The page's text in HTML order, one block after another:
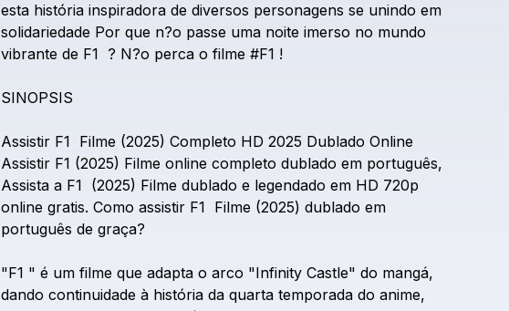
esta história inspiradora de diversos personagens se unindo em
solidariedade Por que n?o passe uma noite imerso no mundo
vibrante de F1 ? N?o perca o filme #F1 !
SINOPSIS
Assistir F1 Filme (2025) Completo HD 2025 Dublado Online
Assistir F1 (2025) Filme online completo dublado em português,
Assista a F1 (2025) Filme dublado e legendado em HD 720p
online gratis. Como assistir F1 Filme (2025) dublado em
português de graça?
"F1 " é um filme que adapta o arco "Infinity Castle" do mangá,
dando continuidade à história da quarta temporada do anime,